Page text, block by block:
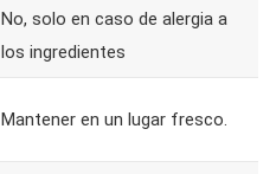
No, solo en caso de alergia a
los ingredientes
Mantener en un lugar fresco.